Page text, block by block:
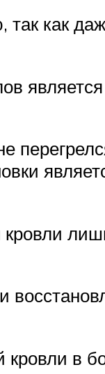
так как
кровли
кровли в